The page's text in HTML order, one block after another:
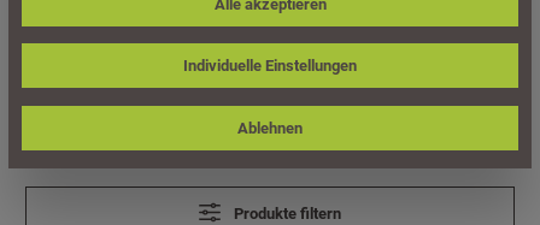
Produkte filtern
Individuelle Einstellungen
Ablehnen
Alle akzeptieren